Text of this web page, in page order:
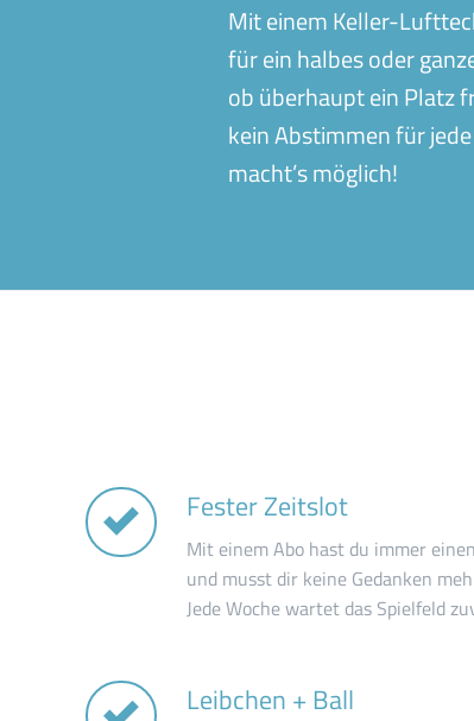
Mit einem Keller-
für ein halbes oder
ob überhaupt ein Platz
kein Abstimmen für
macht’s möglich!
Fester Zeitslot
Mit einem Abo hast du immer
und musst dir keine Gedanken
Jede Woche wartet das Spielfeld
Leibchen + Ball